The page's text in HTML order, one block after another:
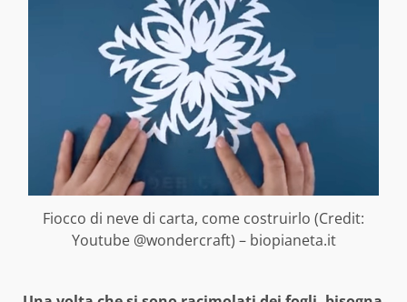
Fiocco di neve di carta, come costruirlo (Credit:
Youtube @wondercraft) – biopianeta.it